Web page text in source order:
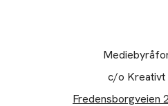
c/o Kreativt
Fredensborgveien